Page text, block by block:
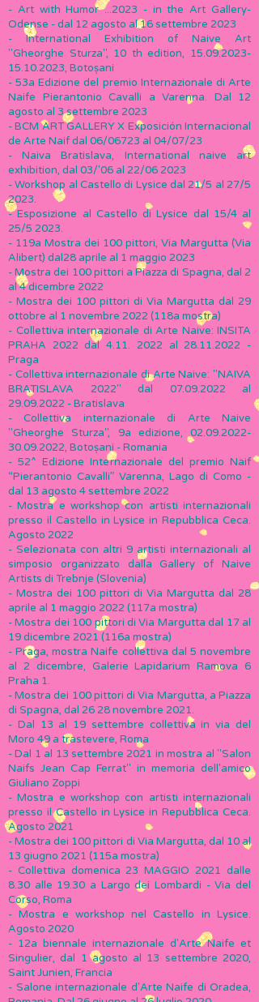
- Art with Humor ...2023 - in the Art Gallery-
Odense - dal 12 agosto al 16 settembre 2023
- International Exhibition of Naive Art
"Gheorghe Sturza", 10 th edition, 15.09.2023-
15.10.2023, Botoșani
- 53a Edizione del premio Internazionale di Arte
Naife Pierantonio Cavalli a Varenna. Dal 12
agosto al 3 settembre 2023
- BCM ART GALLERY X Exposición Internacional
de Arte Naif dal 06/06723 al 04/07/23
- Naiva Bratislava, International naive art
exhibition, dal 03/'06 al 22/06 2023
- Workshop al Castello di Lysice dal 21/5 al 27/5
2023.
- Esposizione al Castello di Lysice dal 15/4 al
25/5 2023.
- 119a Mostra dei 100 pittori, Via Margutta (Via
Alibert) dal28 aprile al 1 maggio 2023
- Mostra dei 100 pittori a Piazza di Spagna, dal 2
al 4 dicembre 2022
- Mostra dei 100 pittori di Via Margutta dal 29
ottobre al 1 novembre 2022 (118a mostra)
- Collettiva internazionale di Arte Naive: INSITA
PRAHA 2022 dal4.11. 2022 al28.11.2022 -
Praga
- Collettiva internazionale di Arte Naive: "NAIVA
BRATISLAVA 2022" dal 07.09.2022 al
29.09.2022 - Bratislava
- Collettiva internazionale di Arte Naive
"Gheorghe Sturza", 9a edizione, 02.09.2022-
30.09.2022, Botoșani - Romania
- 52^ Edizione Internazionale del premio Naif
“Pierantonio Cavalli” Varenna, Lago di Como -
dal 13 agosto 4 settembre 2022
- Mostra e workshop con artisti internazionali
presso il Castello in Lysice in Repubblica Ceca.
Agosto 2022
- Selezionata con altri 9 artisti internazionali al
simposio organizzato dalla Gallery of Naive
Artists di Trebnje (Slovenia)
- Mostra dei 100 pittori di Via Margutta dal 28
aprile al 1 maggio 2022 (117a mostra)
- Mostra dei 100 pittori di Via Margutta dal 17 al
19 dicembre 2021 (116a mostra)
- Praga, mostra Naife collettiva dal 5 novembre
al 2 dicembre, Galerie Lapidarium Ramova 6
Praha 1.
- Mostra dei 100 pittori di Via Margutta, a Piazza
di Spagna, dal 26 28 novembre 2021.
- Dal 13 al 19 settembre collettiva in via del
Moro 49 a trastevere, Roma
- Dal 1 al 13 settembre 2021 in mostra al "Salon
Naifs Jean Cap Ferrat" in memoria dell'amico
Giuliano Zoppi
- Mostra e workshop con artisti internazionali
presso il Castello in Lysice in Repubblica Ceca.
Agosto 2021
- Mostra dei 100 pittori di Via Margutta, dal 10 al
13 giugno 2021 (115a mostra)
- Collettiva domenica 23 MAGGIO 2021 dalle
8.30 alle 19.30 a Largo dei Lombardi - Via del
Corso, Roma
- Mostra e workshop nel Castello in Lysice.
Agosto 2020
- 12a biennale internazionale d'Arte Naife et
Singulier, dal 1 agosto al 13 settembre 2020,
Saint Junien, Francia
- Salone internazionale d'Arte Naife di Oradea,